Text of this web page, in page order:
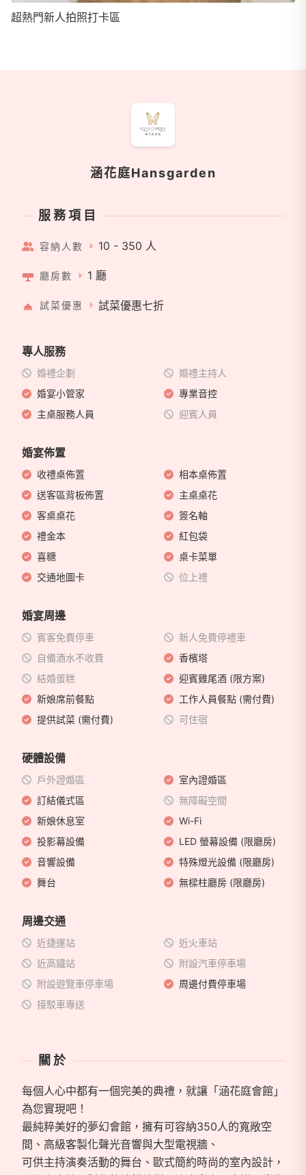
超熱門新人拍照打卡區
涵花庭Hansgarden
服務項目
容納人數 10 - 350 人
廳房數 1 廳
試菜優惠 試菜優惠七折
專人服務
婚禮企劃
婚禮主持人
婚宴小管家
專業音控
主桌服務人員
迎賓人員
婚宴佈置
收禮桌佈置
相本桌佈置
送客區背板佈置
主桌桌花
客桌桌花
簽名軸
禮金本
紅包袋
喜糖
桌卡菜單
交通地圖卡
位上禮
婚宴周邊
賓客免費停車
新人免費停禮車
自備酒水不收費
香檳塔
結婚蛋糕
迎賓雞尾酒 (限方案)
新娘席前餐點
工作人員餐點 (需付費)
提供試菜 (需付費)
可住宿
硬體設備
戶外證婚區
室內證婚區
訂結儀式區
無障礙空間
新娘休息室
Wi-Fi
投影幕設備
LED 螢幕設備 (限廳房)
音響設備
特殊燈光設備 (限廳房)
舞台
無樑柱廳房 (限廳房)
周邊交通
近捷運站
近火車站
近高鐵站
附設汽車停車場
附設遊覽車停車場
周邊付費停車場
接駁車專送
關於
每個人心中都有一個完美的典禮，就讓「涵花庭會館」
為您實現吧！
最純粹美好的夢幻會館，擁有可容納350人的寬敞空
間、高級客製化聲光音響與大型電視牆、
可供主持演奏活動的舞台、歐式簡約時尚的室內設計，